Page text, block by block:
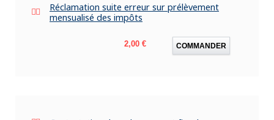
Réclamation suite erreur sur prélèvement
mensualisé des impôts
Prix
2,00 € COMMANDER